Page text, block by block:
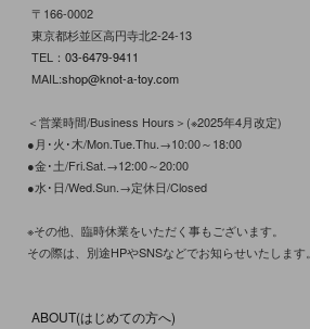
〒166-0002
東京都杉並区高円寺北2-24-13
TEL： 03-6479-9411
MAIL:shop@knot-a-toy.com
＜営業時間/Business Hours＞(※2025年4月改定)
●月･火･木/Mon.Tue.Thu.→10:00～18:00
●金･土/Fri.Sat.→12:00～20:00
●水･日/Wed.Sun.→定休日/Closed
※その他、臨時休業をいただく事もございます。
その際は、別途HPやSNSなどでお知らせいたします。
ABOUT(はじめての方へ)